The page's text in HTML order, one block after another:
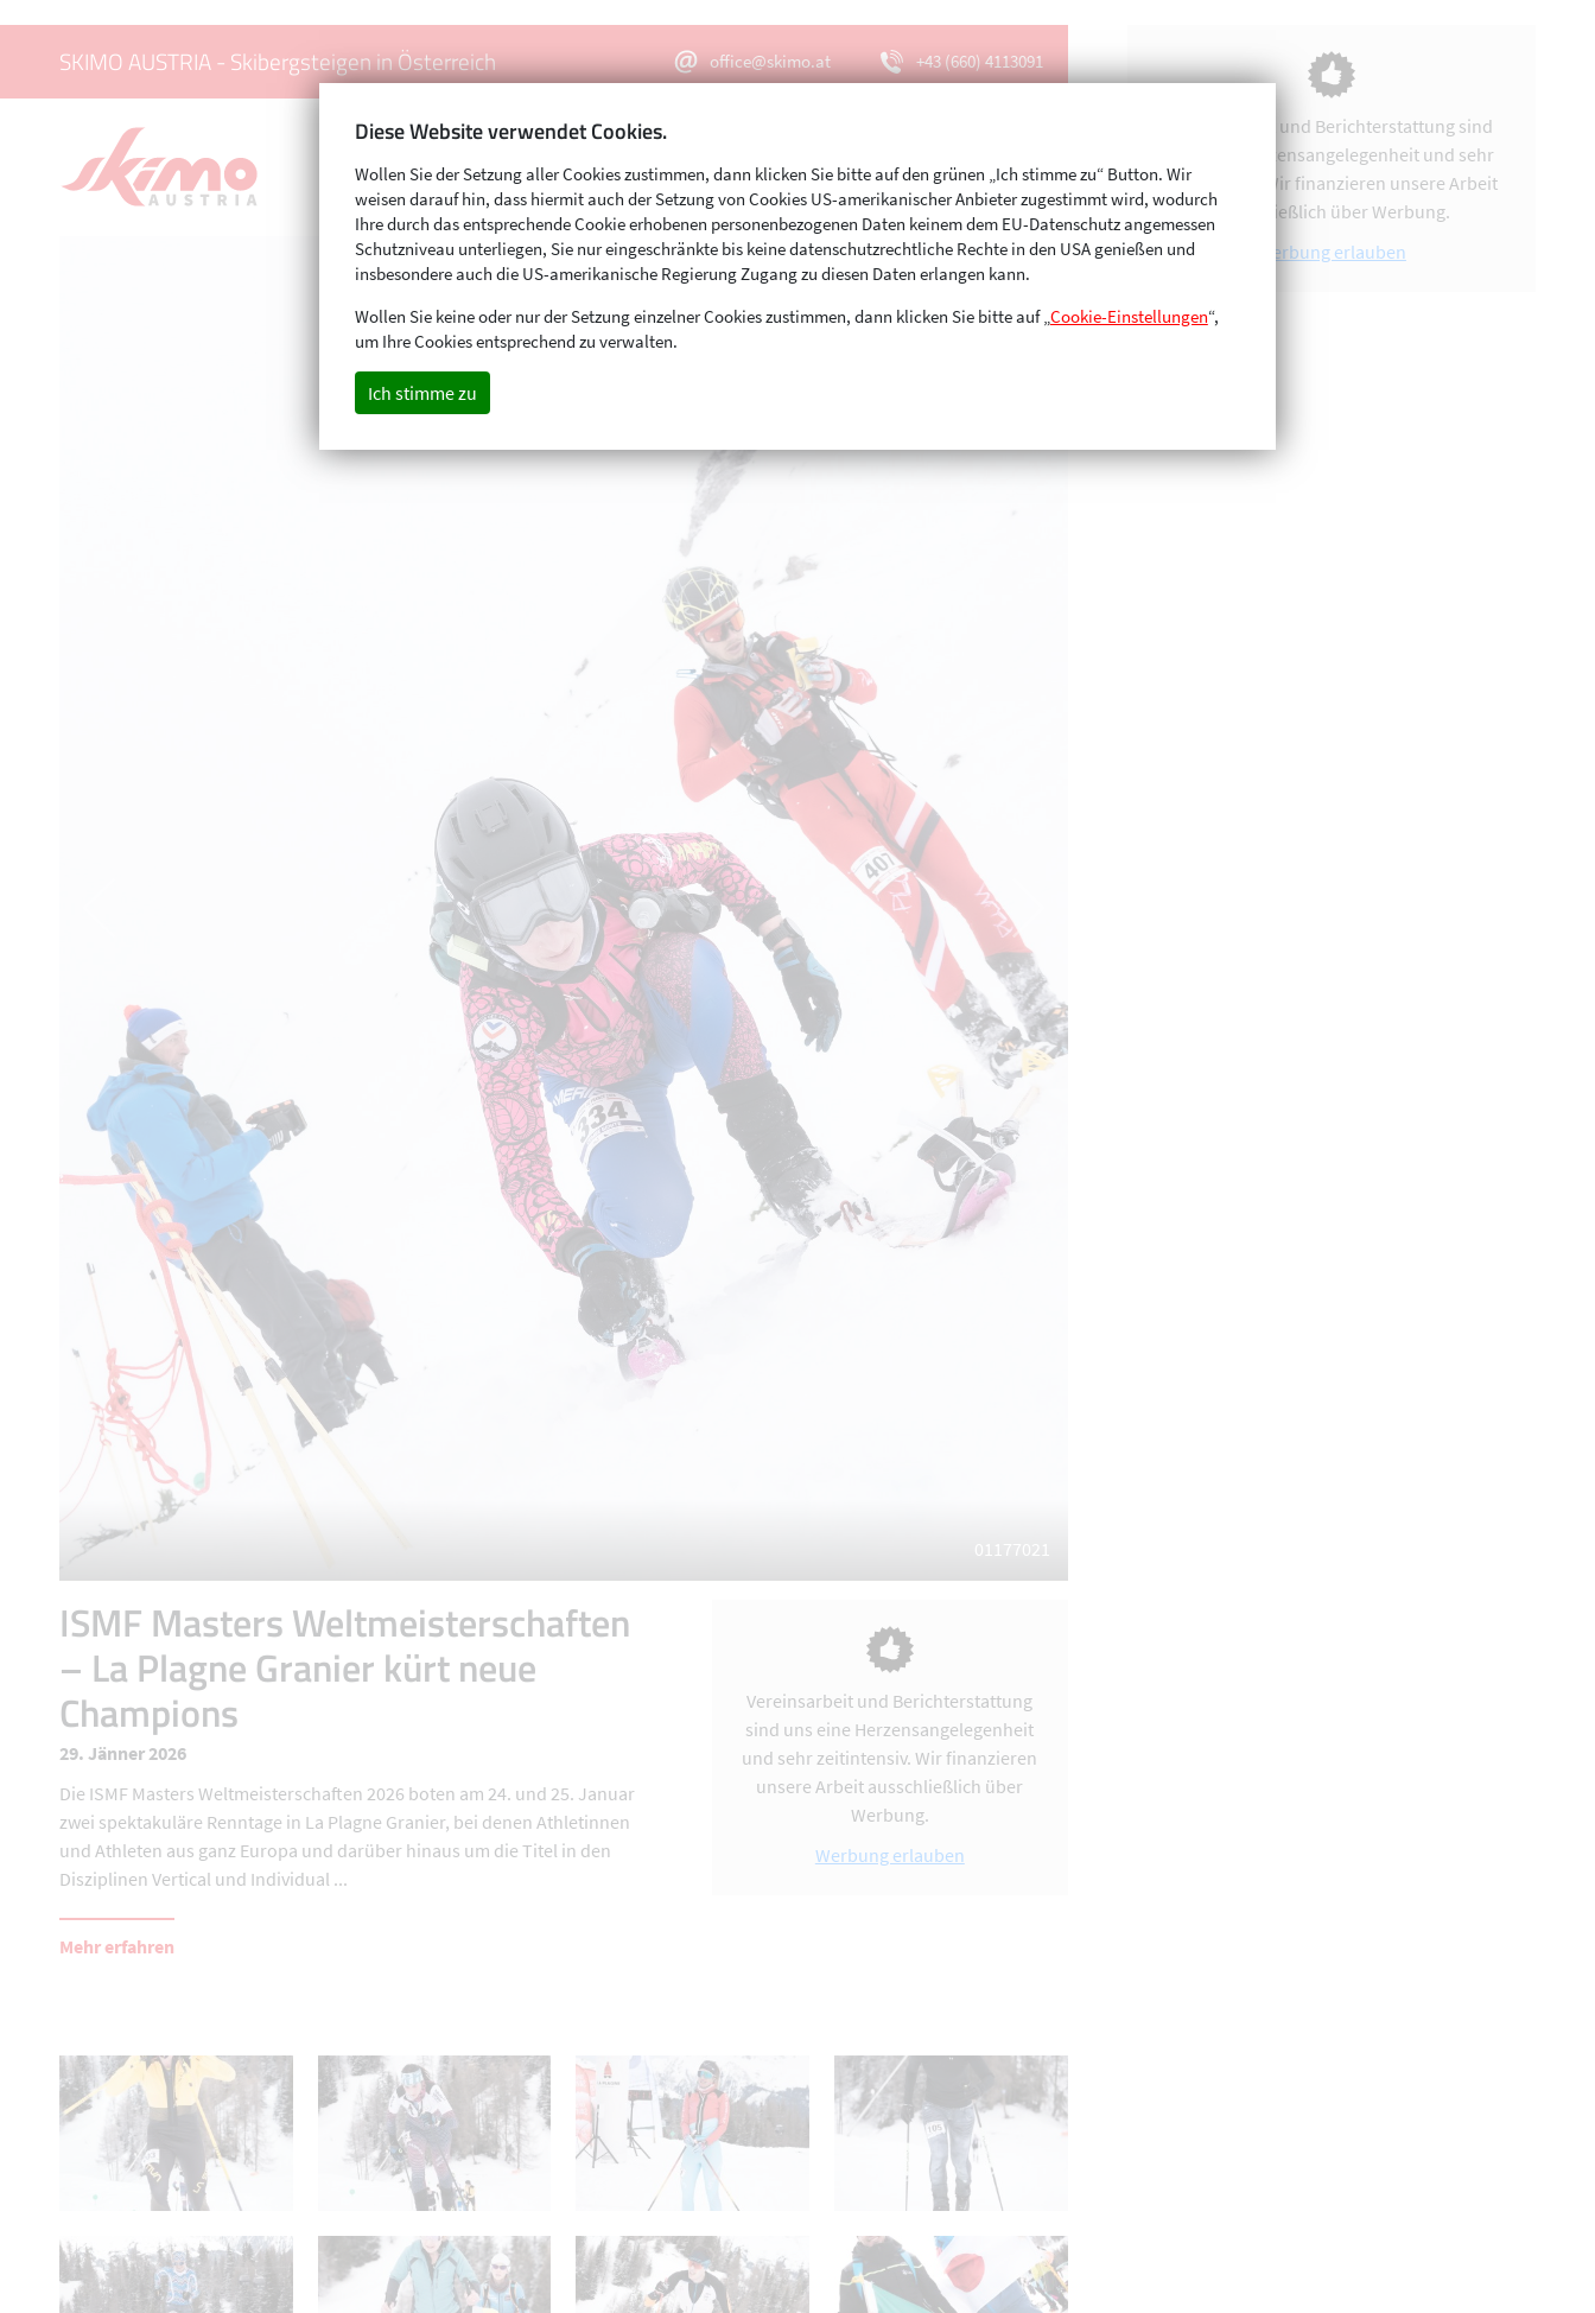
SKIMO AUSTRIA - Skibergsteigen in Österreich office@skimo.at +43 (660) 4113091
Menu
01177021
ISMF Masters Weltmeisterschaften
– La Plagne Granier kürt neue
Champions
29. Jänner 2026
Die ISMF Masters Weltmeisterschaften 2026 boten am 24. und 25. Januar
zwei spektakuläre Renntage in La Plagne Granier, bei denen Athletinnen
und Athleten aus ganz Europa und darüber hinaus um die Titel in den
Disziplinen Vertical und Individual ...
Mehr erfahren
Vereinsarbeit und Berichterstattung
sind uns eine Herzensangelegenheit
und sehr zeitintensiv. Wir finanzieren
unsere Arbeit ausschließlich über
Werbung.
Werbung erlauben
Vereinsarbeit und Berichterstattung sind
uns eine Herzensangelegenheit und sehr
zeitintensiv. Wir finanzieren unsere Arbeit
ausschließlich über Werbung.
Werbung erlauben
Diese Website verwendet Cookies.
Wollen Sie der Setzung aller Cookies zustimmen, dann klicken Sie bitte auf den grünen „Ich stimme zu“ Button. Wir
weisen darauf hin, dass hiermit auch der Setzung von Cookies US-amerikanischer Anbieter zugestimmt wird, wodurch
Ihre durch das entsprechende Cookie erhobenen personenbezogenen Daten keinem dem EU-Datenschutz angemessen
Schutzniveau unterliegen, Sie nur eingeschränkte bis keine datenschutzrechtliche Rechte in den USA genießen und
insbesondere auch die US-amerikanische Regierung Zugang zu diesen Daten erlangen kann.
Wollen Sie keine oder nur der Setzung einzelner Cookies zustimmen, dann klicken Sie bitte auf „Cookie-Einstellungen“,
um Ihre Cookies entsprechend zu verwalten.
Ich stimme zu